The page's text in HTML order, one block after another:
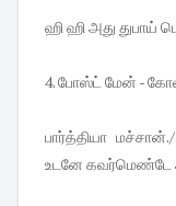
ஹி ஹி அது
4. போஸ்ட் மேன் -
பார்த்தியா
உடனே கவர்மெண்டே